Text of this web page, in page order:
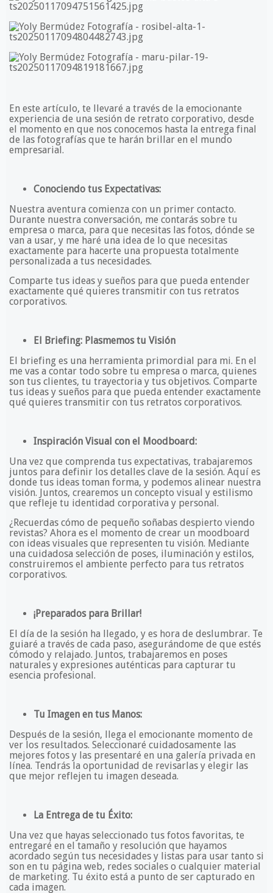
En este artículo, te llevaré a través de la emocionante
experiencia de una sesión de retrato corporativo, desde
el momento en que nos conocemos hasta la entrega final
de las fotografías que te harán brillar en el mundo
empresarial.
Conociendo tus Expectativas:
Nuestra aventura comienza con un primer contacto.
Durante nuestra conversación, me contarás sobre tu
empresa o marca, para que necesitas las fotos, dónde se
van a usar, y me haré una idea de lo que necesitas
exactamente para hacerte una propuesta totalmente
personalizada a tus necesidades.
Comparte tus ideas y sueños para que pueda entender
exactamente qué quieres transmitir con tus retratos
corporativos.
El Briefing: Plasmemos tu Visión
El briefing es una herramienta primordial para mi. En el
me vas a contar todo sobre tu empresa o marca, quienes
son tus clientes, tu trayectoria y tus objetivos. Comparte
tus ideas y sueños para que pueda entender exactamente
qué quieres transmitir con tus retratos corporativos.
Inspiración Visual con el Moodboard:
Una vez que comprenda tus expectativas, trabajaremos
juntos para definir los detalles clave de la sesión. Aquí es
donde tus ideas toman forma, y podemos alinear nuestra
visión. Juntos, crearemos un concepto visual y estilismo
que refleje tu identidad corporativa y personal.
¿Recuerdas cómo de pequeño soñabas despierto viendo
revistas? Ahora es el momento de crear un moodboard
con ideas visuales que representen tu visión. Mediante
una cuidadosa selección de poses, iluminación y estilos,
construiremos el ambiente perfecto para tus retratos
corporativos.
¡Preparados para Brillar!
El día de la sesión ha llegado, y es hora de deslumbrar. Te
guiaré a través de cada paso, asegurándome de que estés
cómodo y relajado. Juntos, trabajaremos en poses
naturales y expresiones auténticas para capturar tu
esencia profesional.
Tu Imagen en tus Manos:
Después de la sesión, llega el emocionante momento de
ver los resultados. Seleccionaré cuidadosamente las
mejores fotos y las presentaré en una galería privada en
línea. Tendrás la oportunidad de revisarlas y elegir las
que mejor reflejen tu imagen deseada.
La Entrega de tu Éxito:
Una vez que hayas seleccionado tus fotos favoritas, te
entregaré en el tamaño y resolución que hayamos
acordado según tus necesidades y listas para usar tanto si
son en tu página web, redes sociales o cualquier material
de marketing. Tu éxito está a punto de ser capturado en
cada imagen.